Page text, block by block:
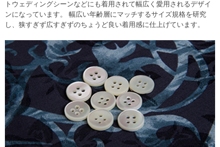
トウェディングシーンなどにも着用されて幅広く愛用されるデザイ
ンになっています。 幅広い年齢層にマッチするサイズ規格を研究
し、狭すぎず広すぎずのちょうど良い着用感に仕上げています。